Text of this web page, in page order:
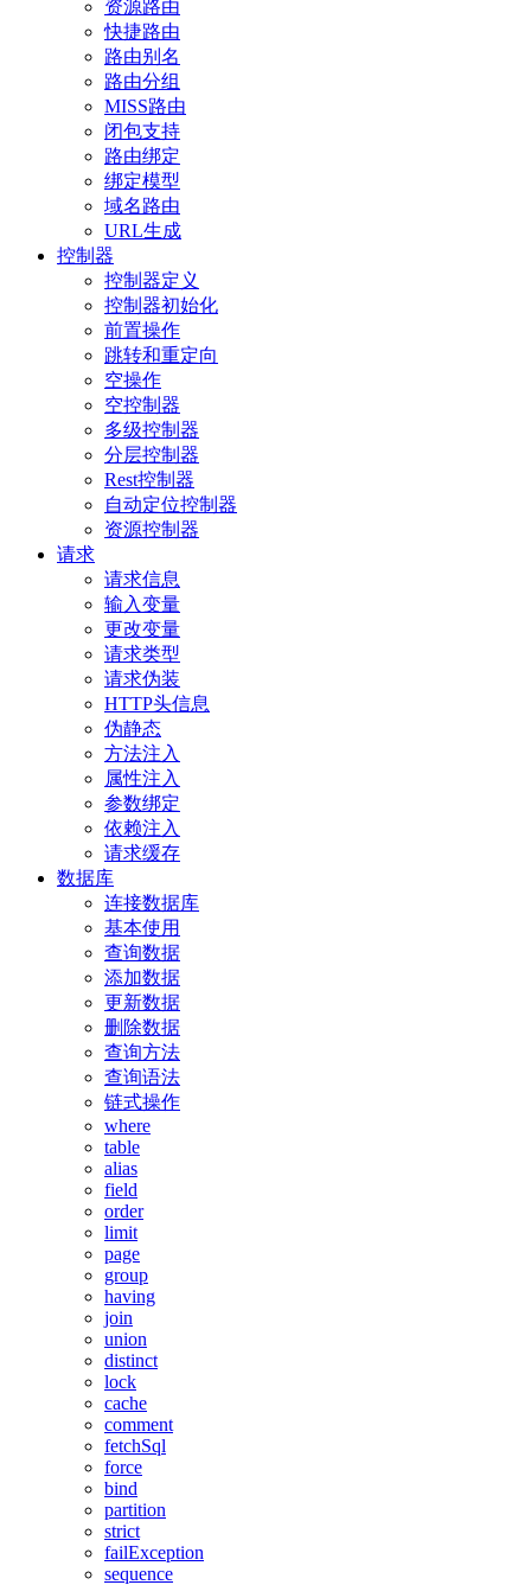
资源路由
快捷路由
路由别名
路由分组
MISS路由
闭包支持
路由绑定
绑定模型
域名路由
URL生成
控制器
控制器定义
控制器初始化
前置操作
跳转和重定向
空操作
空控制器
多级控制器
分层控制器
Rest控制器
自动定位控制器
资源控制器
请求
请求信息
输入变量
更改变量
请求类型
请求伪装
HTTP头信息
伪静态
方法注入
属性注入
参数绑定
依赖注入
请求缓存
数据库
连接数据库
基本使用
查询数据
添加数据
更新数据
删除数据
查询方法
查询语法
链式操作
where
table
alias
field
order
limit
page
group
having
join
union
distinct
lock
cache
comment
fetchSql
force
bind
partition
strict
failException
sequence